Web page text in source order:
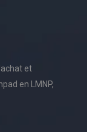
et
en LMNP,